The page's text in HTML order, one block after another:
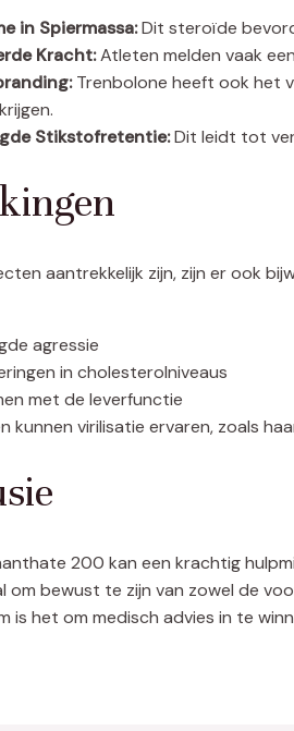
in Spiermassa:Dit steroïde
Kracht:Atleten melden vaak
Trenbolone heeft ook het
Stikstofretentie:Dit leidt tot
aantrekkelijk zijn, zijn er ook
agressie
in cholesterolniveaus
met de leverfunctie
kunnen virilisatie ervaren, zoals
200 kan een krachtig
om bewust te zijn van zowel de
is het om medisch advies in te